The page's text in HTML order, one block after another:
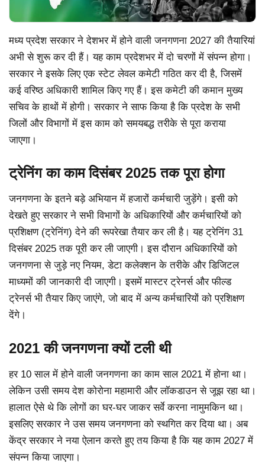
मध्य प्रदेश सरकार ने देशभर में होने वाली जनगणना 2027 की तैयारियां
अभी से शुरू कर दी हैं। यह काम प्रदेशभर में दो चरणों में संपन्न होगा।
सरकार ने इसके लिए एक स्टेट लेवल कमेटी गठित कर दी है, जिसमें
कई वरिष्ठ अधिकारी शामिल किए गए हैं। इस कमेटी की कमान मुख्य
सचिव के हाथों में होगी। सरकार ने साफ किया है कि प्रदेश के सभी
जिलों और विभागों में इस काम को समयबद्ध तरीके से पूरा कराया
जाएगा।
ट्रेनिंग का काम दिसंबर 2025 तक पूरा होगा
जनगणना के इतने बड़े अभियान में हजारों कर्मचारी जुड़ेंगे। इसी को
देखते हुए सरकार ने सभी विभागों के अधिकारियों और कर्मचारियों को
प्रशिक्षण (ट्रेनिंग) देने की रूपरेखा तैयार कर ली है। यह ट्रेनिंग 31
दिसंबर 2025 तक पूरी कर ली जाएगी। इस दौरान अधिकारियों को
जनगणना से जुड़े नए नियम, डेटा कलेक्शन के तरीके और डिजिटल
माध्यमों की जानकारी दी जाएगी। इसमें मास्टर ट्रेनर्स और फील्ड
ट्रेनर्स भी तैयार किए जाएंगे, जो बाद में अन्य कर्मचारियों को प्रशिक्षण
देंगे।
2021 की जनगणना क्यों टली थी
हर 10 साल में होने वाली जनगणना का काम साल 2021 में होना था।
लेकिन उसी समय देश कोरोना महामारी और लॉकडाउन से जूझ रहा था।
हालात ऐसे थे कि लोगों का घर-घर जाकर सर्वे करना नामुमकिन था।
इसलिए सरकार ने उस समय जनगणना को स्थगित कर दिया था। अब
केंद्र सरकार ने नया ऐलान करते हुए तय किया है कि यह काम 2027 में
संपन्न किया जाएगा।